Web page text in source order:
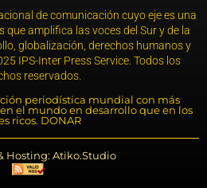
de comunicación cuyo eje es una
amplifica las voces del Sur y de la
globalización, derechos humanos y
IPS-Inter Press Service. Todos los
reservados.
periodística mundial con más
el mundo en desarrollo que en los
ricos. DONAR
Hosting: Atiko.Studio